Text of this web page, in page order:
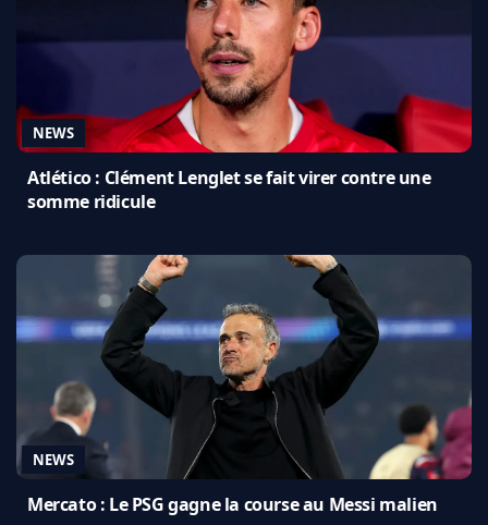
NEWS
Atlético : Clément Lenglet se fait virer contre une
somme ridicule
NEWS
Mercato : Le PSG gagne la course au Messi malien